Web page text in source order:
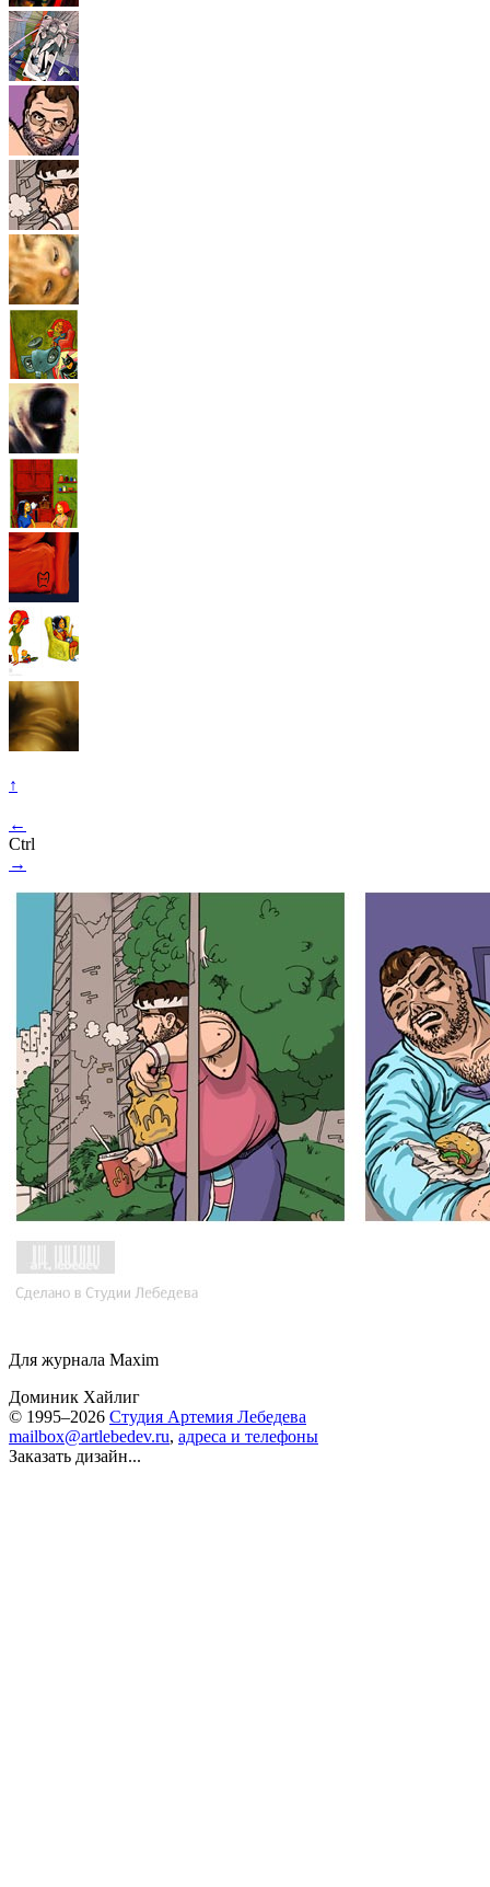
↑
←
Ctrl
→
Для журнала Maxim
Доминик Хайлиг
© 1995–2026 Студия Артемия Лебедева
mailbox@artlebedev.ru, адреса и телефоны
Заказать дизайн...